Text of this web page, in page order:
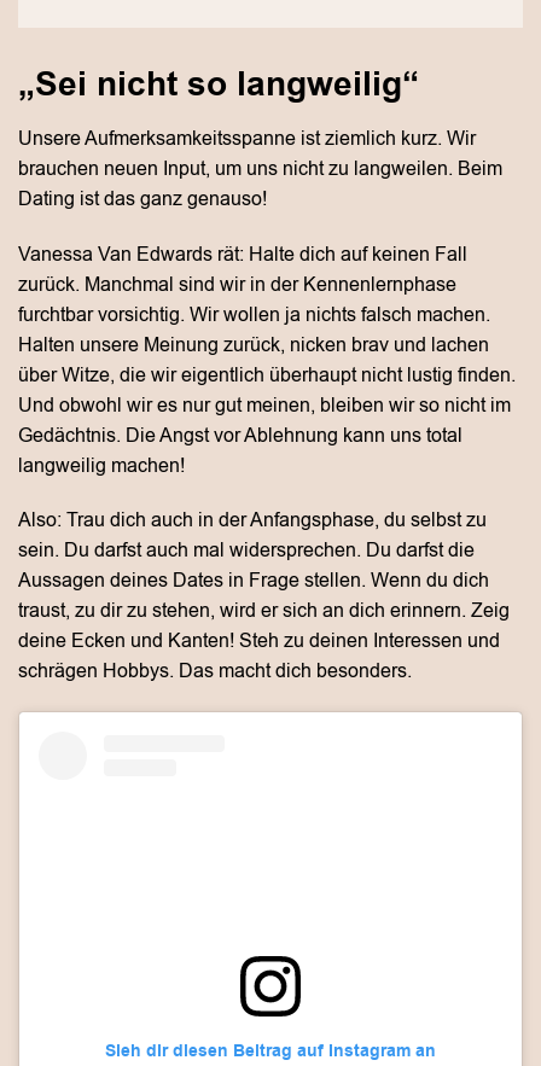
„Sei nicht so langweilig“
Unsere Aufmerksamkeitsspanne ist ziemlich kurz. Wir
brauchen neuen Input, um uns nicht zu langweilen. Beim
Dating ist das ganz genauso!
Vanessa Van Edwards rät: Halte dich auf keinen Fall
zurück. Manchmal sind wir in der Kennenlernphase
furchtbar vorsichtig. Wir wollen ja nichts falsch machen.
Halten unsere Meinung zurück, nicken brav und lachen
über Witze, die wir eigentlich überhaupt nicht lustig finden.
Und obwohl wir es nur gut meinen, bleiben wir so nicht im
Gedächtnis. Die Angst vor Ablehnung kann uns total
langweilig machen!
Also: Trau dich auch in der Anfangsphase, du selbst zu
sein. Du darfst auch mal widersprechen. Du darfst die
Aussagen deines Dates in Frage stellen. Wenn du dich
traust, zu dir zu stehen, wird er sich an dich erinnern. Zeig
deine Ecken und Kanten! Steh zu deinen Interessen und
schrägen Hobbys. Das macht dich besonders.
Sieh dir diesen Beitrag auf Instagram an